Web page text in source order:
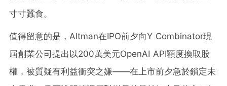
寸寸蠶食。
值得留意的是，Altman在IPO前夕向Y Combinator現
屆創業公司提出以200萬美元OpenAI API額度換取股
權，被質疑有利益衝突之嫌——在上市前夕急於鎖定未